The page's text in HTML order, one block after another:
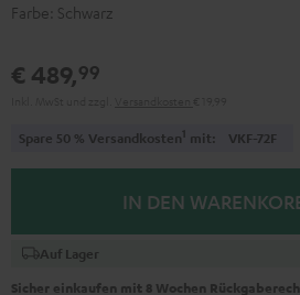
Farbe: Schwarz
€ 489,99
Spare 50 % Versandkosten1 mit: VKF-72F
IN DEN
Auf Lager
Sicher einkaufen mit 8 Wochen